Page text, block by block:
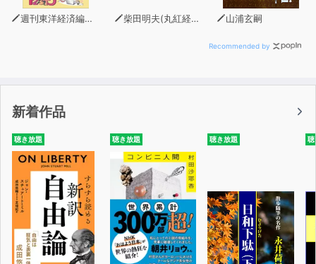
週刊東洋経済編集部 柴田明夫(丸紅経済研究所代表) 山浦玄嗣
Recommended by
新着作品
聴き放題 聴き放題 聴き放題 聴